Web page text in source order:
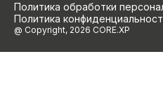
Политика обработки
Политика
@ Copyright, 2026 CORE.XP